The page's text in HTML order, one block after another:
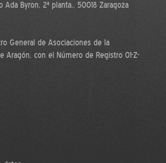
Ada Byron, 2ª planta., 50018 Zaragoza
General de Asociaciones de la
Aragón, con el Número de Registro 01-Z-